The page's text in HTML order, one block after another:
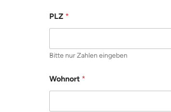
PLZ *
Bitte nur Zahlen eingeben
Wohnort *